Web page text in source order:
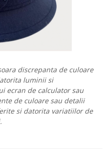
discrepanta de culoare
luminii si
ecran de calculator sau
de culoare sau detalii
si datorita variatiilor de